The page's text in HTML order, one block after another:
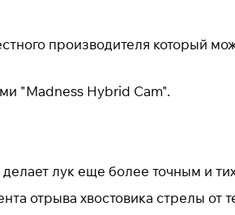
производителя который
"Madness Hybrid Cam".
лук еще более точным и
отрыва хвостовика стрелы от
метод оплаты